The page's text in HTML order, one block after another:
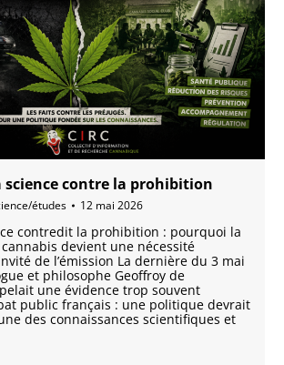
science contre la prohibition
études 12 mai 2026
contredit la prohibition : pourquoi la
devient une nécessité
de l’émission La dernière du 3 mai
et philosophe Geoffroy de
une évidence trop souvent
public français : une politique devrait
des connaissances scientifiques et